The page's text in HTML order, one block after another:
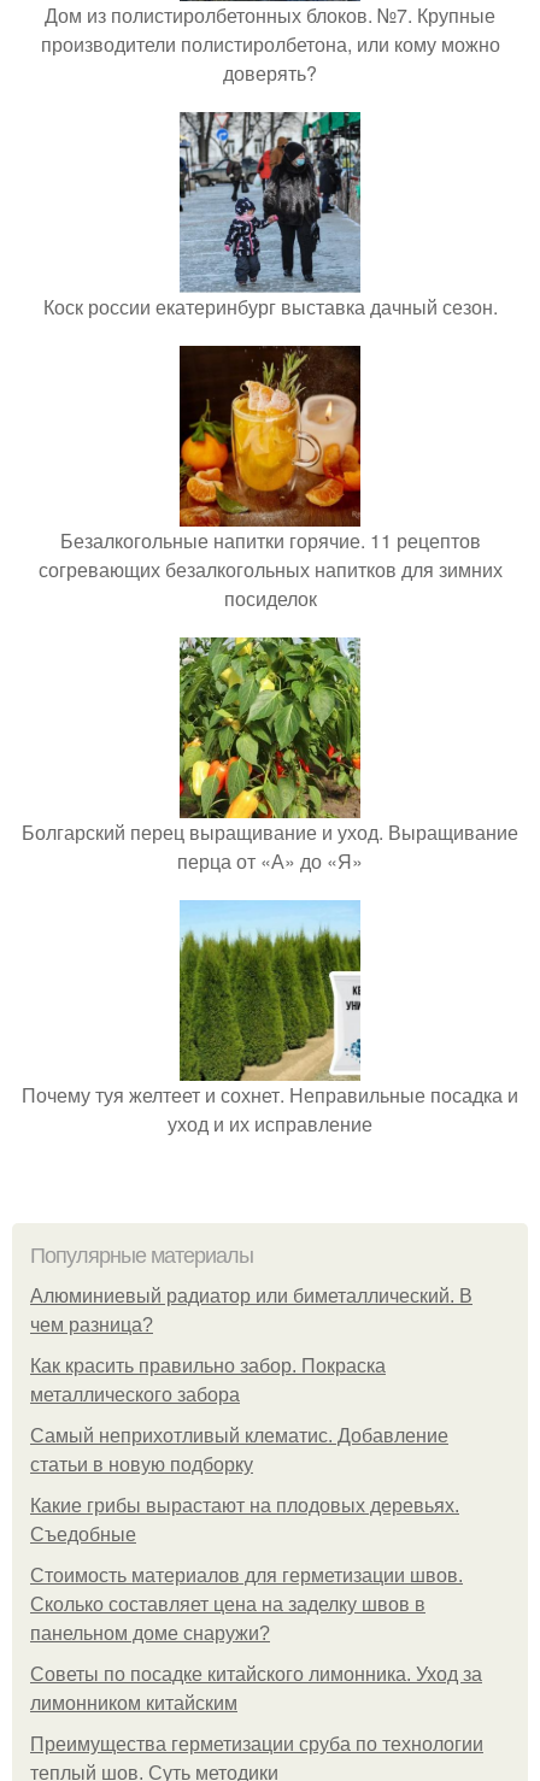
Дом из полистиролбетонных блоков. №7. Крупные
производители полистиролбетона, или кому можно
доверять?
Коск россии екатеринбург выставка дачный сезон.
Безалкогольные напитки горячие. 11 рецептов
согревающих безалкогольных напитков для зимних
посиделок
Болгарский перец выращивание и уход. Выращивание
перца от «А» до «Я»
Почему туя желтеет и сохнет. Неправильные посадка и
уход и их исправление
Популярные материалы
Алюминиевый радиатор или биметаллический. В
чем разница?
Как красить правильно забор. Покраска
металлического забора
Самый неприхотливый клематис. Добавление
статьи в новую подборку
Какие грибы вырастают на плодовых деревьях.
Съедобные
Стоимость материалов для герметизации швов.
Сколько составляет цена на заделку швов в
панельном доме снаружи?
Советы по посадке китайского лимонника. Уход за
лимонником китайским
Преимущества герметизации сруба по технологии
теплый шов. Суть методики